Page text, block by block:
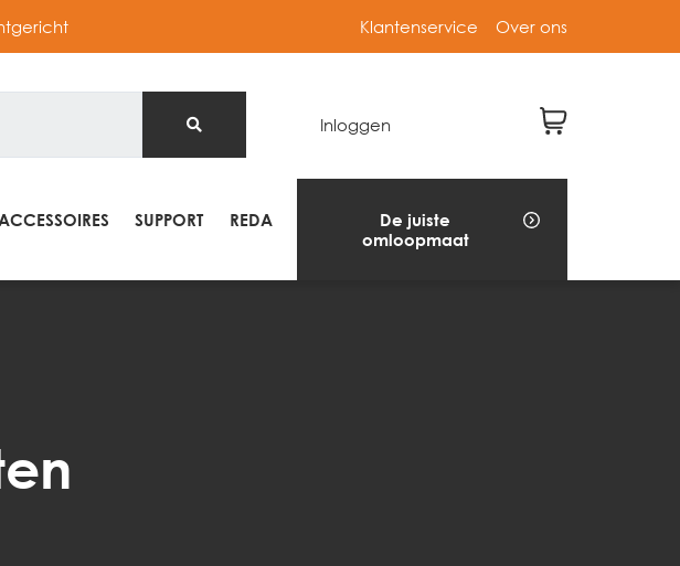
Klantenservice Over ons
Inloggen
ACCESSOIRES SUPPORT REDA
De juiste
omloopmaat